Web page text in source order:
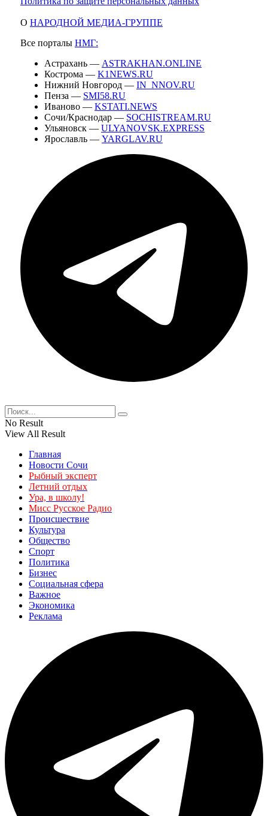
О НАРОДНОЙ МЕДИА-ГРУППЕ
Все порталы НМГ:
Астрахань — ASTRAKHAN.ONLINE
Кострома — K1NEWS.RU
Нижний Новгород — IN_NNOV.RU
Пенза — SMI58.RU
Иваново — KSTATI.NEWS
Сочи/Краснодар — SOCHISTREAM.RU
Ульяновск — ULYANOVSK.EXPRESS
Ярославль — YARGLAV.RU
No Result
View All Result
Главная
Новости Сочи
Рыбный эксперт
Летний отдых
Ура, в школу!
Мисс Русское Радио
Происшествие
Культура
Общество
Спорт
Политика
Бизнес
Социальная сфера
Важное
Экономика
Реклама